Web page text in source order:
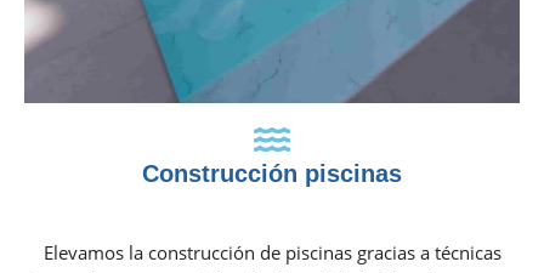
Construcción piscinas
Elevamos la construcción de piscinas gracias a técnicas